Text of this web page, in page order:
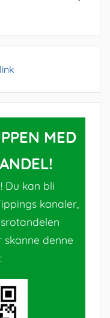
MED
Du kan bli
kanaler,
skanne denne